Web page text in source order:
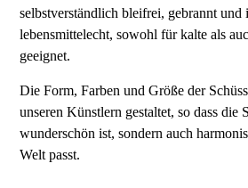
selbstverständlich bleifrei, gebrannt und
lebensmittelecht, sowohl für kalte als
geeignet.
Die Form, Farben und Größe der
unseren Künstlern gestaltet, so dass die
wunderschön ist, sondern auch
Welt passt.